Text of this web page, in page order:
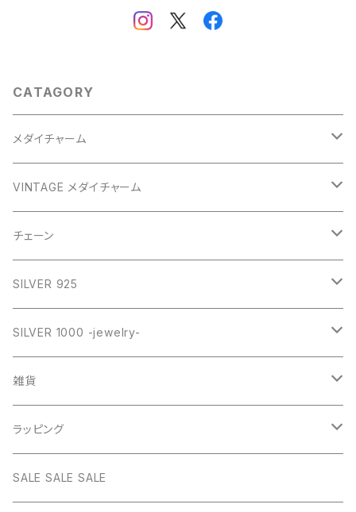
CATAGORY
メダイチャーム
GOLD
GOLD
SILVER
PICTURE
SILVER
GOLD
SILVER
VINTAGE
STAINLESS
VINTAGE メダイチャーム
CROSS
HEART
RING
チェーン
ネックレス
ネックレス SILVER925
ネックレス GOLD
SILVER 925
RING collection
daily
star
BANGLE
CHOKER
EARRING
SILVER 1000 -jewelry-
オリジナルチャーム
チェーン
雑貨
インテリア
MEXICAN CROSS
オリジナルポーチ
ラッピング
ネックレスギフトBOX
SALE SALE SALE